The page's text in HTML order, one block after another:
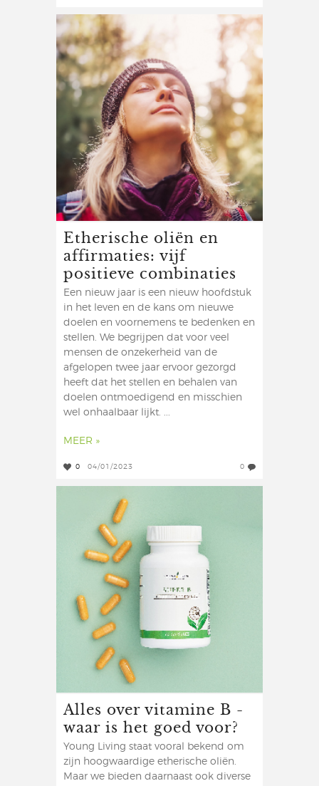
Etherische oliën en
affirmaties: vijf
positieve combinaties
Een nieuw jaar is een nieuw hoofdstuk
in het leven en de kans om nieuwe
doelen en voornemens te bedenken en
stellen. We begrijpen dat voor veel
mensen de onzekerheid van de
afgelopen twee jaar ervoor gezorgd
heeft dat het stellen en behalen van
doelen ontmoedigend en misschien
wel onhaalbaar lijkt. ...
MEER »
0 04/01/2023 0
Alles over vitamine B -
waar is het goed voor?
Young Living staat vooral bekend om
zijn hoogwaardige etherische oliën.
Maar we bieden daarnaast ook diverse